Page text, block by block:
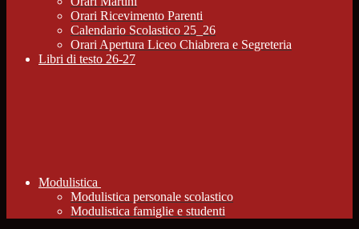
Orari Ricevimento Parenti
Calendario Scolastico 25_26
Orari Apertura Liceo Chiabrera e Segreteria
Libri di testo 26-27
Modulistica
Modulistica personale scolastico
Modulistica famiglie e studenti